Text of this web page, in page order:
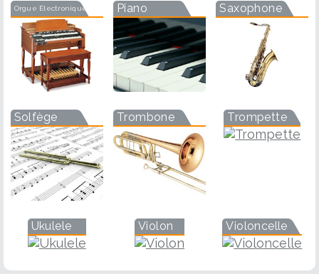
Orgue Electronique Piano Saxophone
Solfège Trombone Trompette
Ukulele Violon Violoncelle